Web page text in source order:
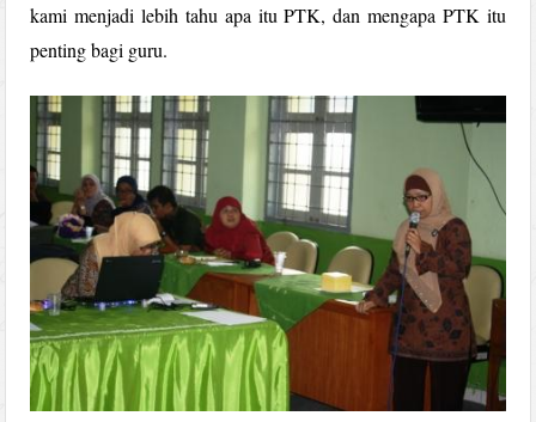
kami menjadi lebih tahu apa itu PTK, dan mengapa PTK itu
penting bagi guru.